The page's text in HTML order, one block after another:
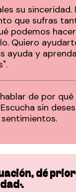
su sinceridad.
que sufras
podemos
Quiero
ayuda y
de por qué
sin
dé